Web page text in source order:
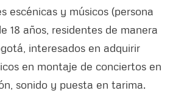
escénicas y músicos (persona
18 años, residentes de manera
interesados en adquirir
en montaje de conciertos en
sonido y puesta en tarima.